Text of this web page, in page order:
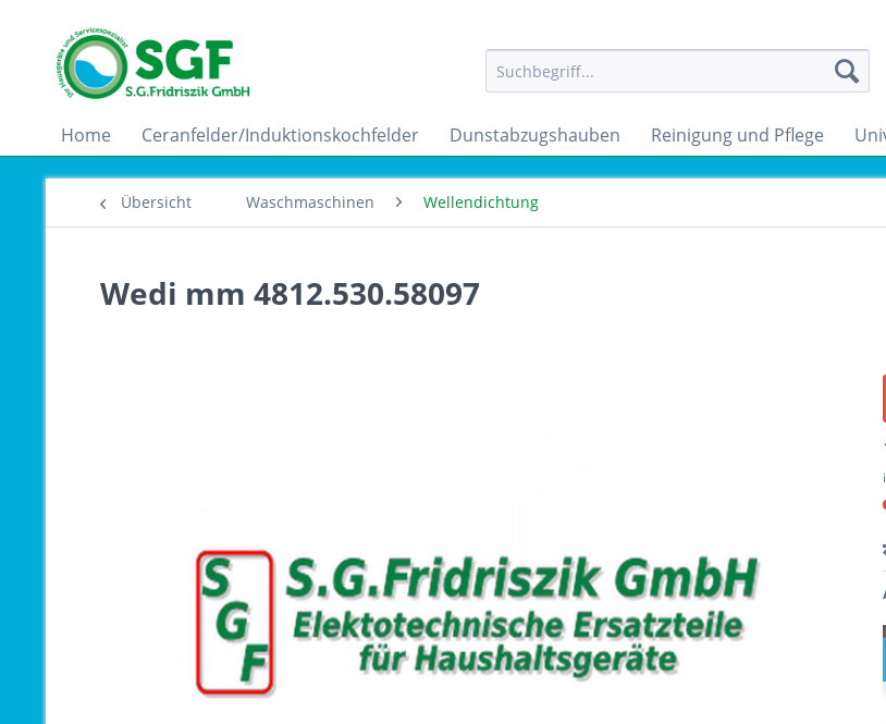
Home Ceranfelder/Induktionskochfelder Dunstabzugshauben Reinigung und Pflege
Übersicht Waschmaschinen Wellendichtung
Wedi mm 4812.530.58097